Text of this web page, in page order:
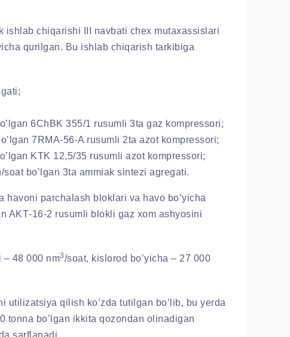
ishlab chiqarishi III navbati chex mutaxassislari
qurilgan. Bu ishlab chiqarish tarkibiga
6ChBK 355/1 rusumli 3ta gaz kompressori;
7RMA-56-A rusumli 2ta azot kompressori;
KТK 12,5/35 rusumli azot kompressori;
bo’lgan 3ta ammiak sintezi agregati.
havoni parchalash bloklari va havo bo’yicha
AKТ-16-2 rusumli blokli gaz xom ashyosini
– 48 000 nm3/soat, kislorod bo’yicha – 27 000
qilish ko’zda tutilgan bo’lib, bu yerda
tonna bo’lgan ikkita qozondan olinadigan
sarflanadi.